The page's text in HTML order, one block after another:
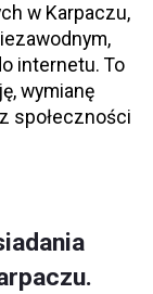
w Karpaczu,
internetu. To
wymianę
społeczności